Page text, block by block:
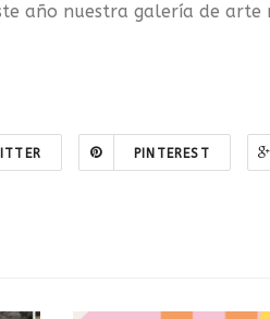
año nuestra galería de
PINTEREST